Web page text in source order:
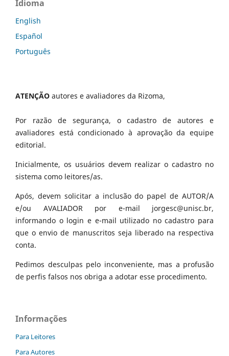
Idioma
English
Español
Português
ATENÇÃO autores e avaliadores da Rizoma,
Por razão de segurança, o cadastro de autores e
avaliadores está condicionado à aprovação da equipe
editorial.
Inicialmente, os usuários devem realizar o cadastro no
sistema como leitores/as.
Após, devem solicitar a inclusão do papel de AUTOR/A
e/ou AVALIADOR por e-mail jorgesc@unisc.br,
informando o login e e-mail utilizado no cadastro para
que o envio de manuscritos seja liberado na respectiva
conta.
Pedimos desculpas pelo inconveniente, mas a profusão
de perfis falsos nos obriga a adotar esse procedimento.
Informações
Para Leitores
Para Autores